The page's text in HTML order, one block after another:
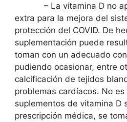
– La vitamina D no
extra para la mejora del
protección del COVID. De
suplementación puede
toman con un adecuado
pudiendo ocasionar, entre
calcificación de tejidos
problemas cardíacos. No es
suplementos de vitamina D
prescripción médica, se